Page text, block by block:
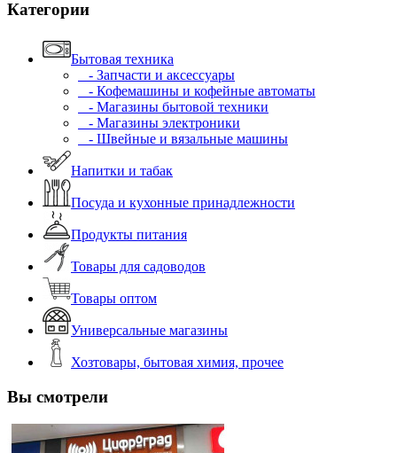
Категории
Бытовая техника
- Запчасти и аксессуары
- Кофемашины и кофейные автоматы
- Магазины бытовой техники
- Магазины электроники
- Швейные и вязальные машины
Напитки и табак
Посуда и кухонные принадлежности
Продукты питания
Товары для садоводов
Товары оптом
Универсальные магазины
Хозтовары, бытовая химия, прочее
Вы смотрели